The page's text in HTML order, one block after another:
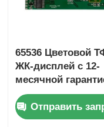
65536 Цветовой
ЖК-дисплей с 12-
месячной
и 105,5 мм*67,2
мм*3,0 мм LCD
Размер для
Отправить